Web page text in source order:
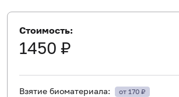
Стоимость:
1450 ₽
Взятие биоматериала: от 170 ₽